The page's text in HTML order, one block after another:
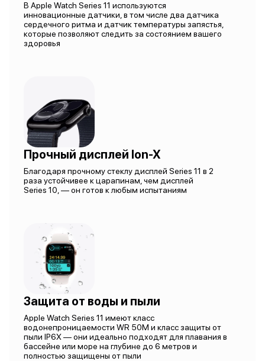
В Apple Watch Series 11 используются
инновационные датчики, в том числе два датчика
сердечного ритма и датчик температуры запястья,
которые позволяют следить за состоянием вашего
здоровья
Прочный дисплей Ion-X
Благодаря прочному стеклу дисплей Series 11 в 2
раза устойчивее к царапинам, чем дисплей
Series 10, — он готов к любым испытаниям
Защита от воды и пыли
Apple Watch Series 11 имеют класс
водонепроницаемости WR 50M и класс защиты от
пыли IP6X — они идеально подходят для плавания в
бассейне или море на глубине до 6 метров и
полностью защищены от пыли